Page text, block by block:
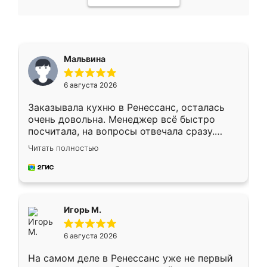
Мальвина
6 августа 2026
Заказывала кухню в Ренессанс, осталась
очень довольна. Менеджер всё быстро
посчитала, на вопросы отвечала сразу.
Замерщик приехал в субботу, подошёл к
делу со всей ответственностью. Собрали
за день, ребята работали аккуратно, даже
Читать полностью
Игорь М.
6 августа 2026
На самом деле в Ренессанс уже не первый